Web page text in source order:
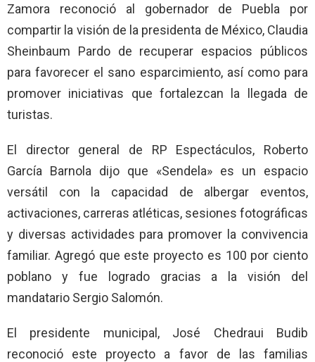
Zamora reconoció al gobernador de Puebla por
compartir la visión de la presidenta de México, Claudia
Sheinbaum Pardo de recuperar espacios públicos
para favorecer el sano esparcimiento, así como para
promover iniciativas que fortalezcan la llegada de
turistas.
El director general de RP Espectáculos, Roberto
García Barnola dijo que «Sendela» es un espacio
versátil con la capacidad de albergar eventos,
activaciones, carreras atléticas, sesiones fotográficas
y diversas actividades para promover la convivencia
familiar. Agregó que este proyecto es 100 por ciento
poblano y fue logrado gracias a la visión del
mandatario Sergio Salomón.
El presidente municipal, José Chedraui Budib
reconoció este proyecto a favor de las familias